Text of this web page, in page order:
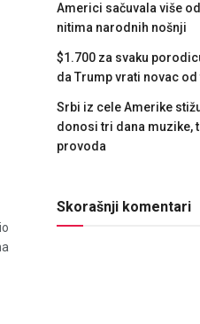
Americi sačuvala više
nitima narodnih nošnji
$1.700 za svaku
da Trump vrati novac
Srbi iz cele Amerike
donosi tri dana muzike,
provoda
Skorašnji komentari